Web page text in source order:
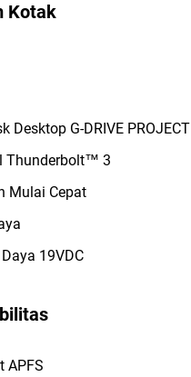
Kotak
Desktop G-DRIVE PROJECT
Thunderbolt™ 3
Mulai Cepat
19VDC
APFS